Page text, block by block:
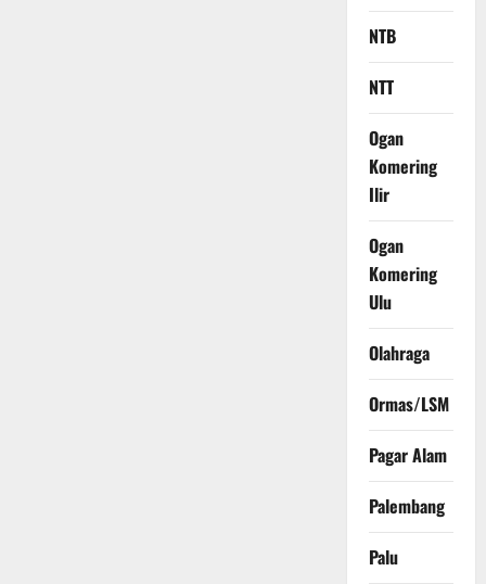
NTB
NTT
Ogan
Komering
Ilir
Ogan
Komering
Ulu
Olahraga
Ormas/LSM
Pagar Alam
Palembang
Palu